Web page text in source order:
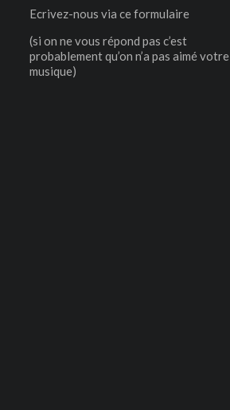
Ecrivez-nous via ce formulaire
(si on ne vous répond pas c’est
probablement qu’on n’a pas aimé votre
musique)